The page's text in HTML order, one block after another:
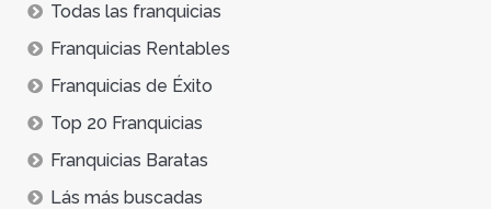
Todas las franquicias
Franquicias Rentables
Franquicias de Éxito
Top 20 Franquicias
Franquicias Baratas
Lás más buscadas